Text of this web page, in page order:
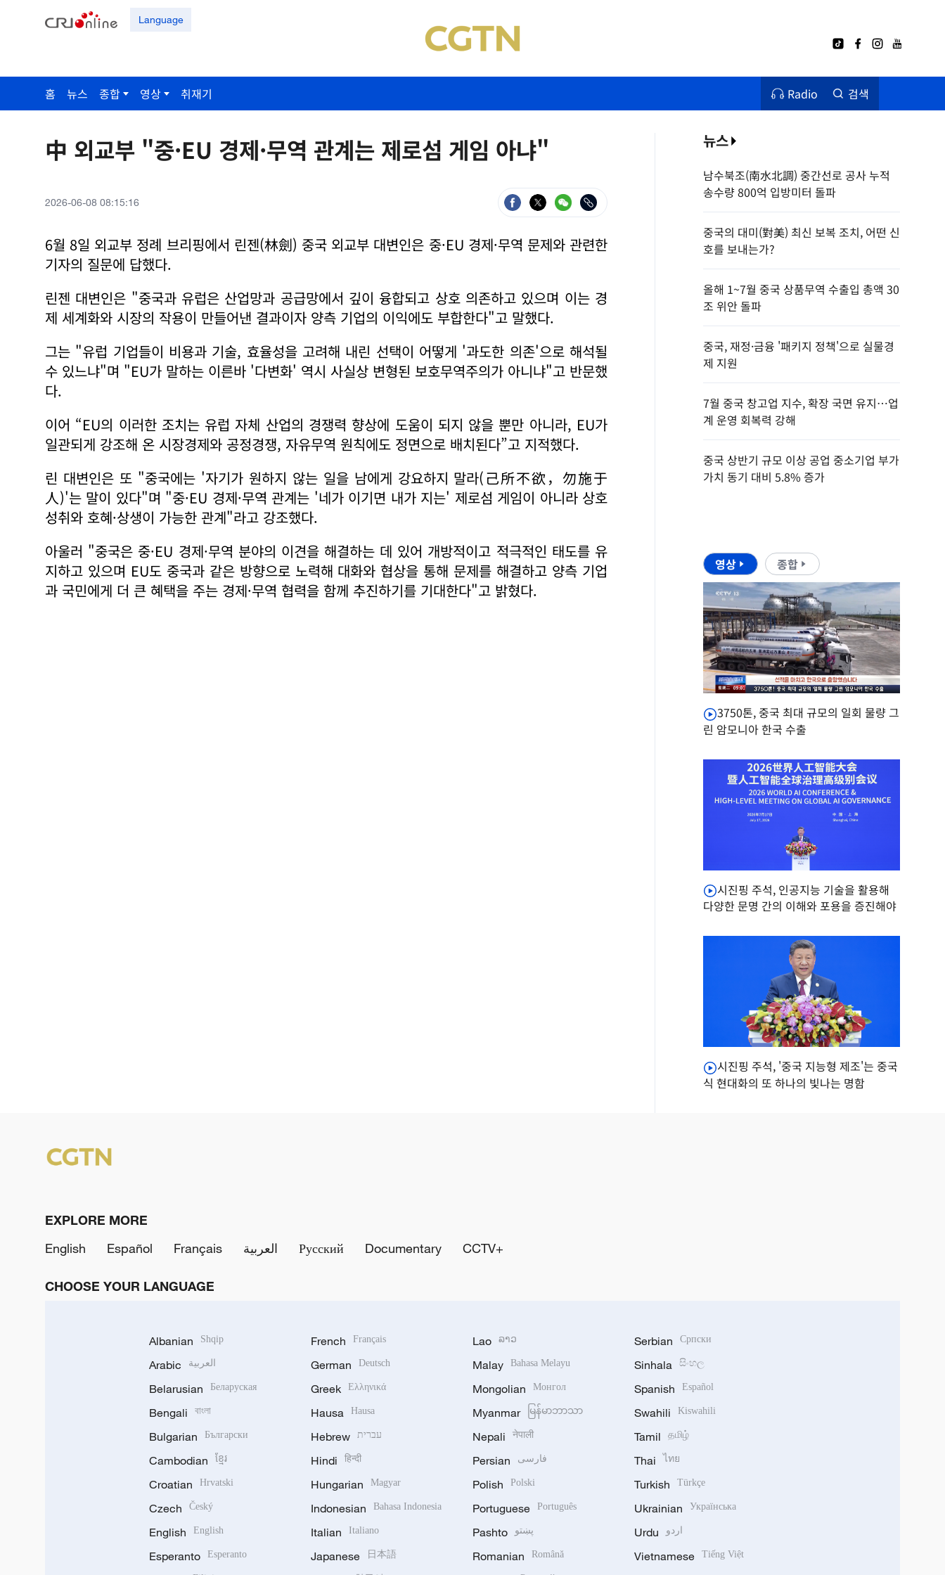
Language
홈 뉴스 종합 영상 취재기 Radio 검색
中 외교부 "중·EU 경제·무역 관계는 제로섬 게임 아냐"
2026-06-08 08:15:16
6월 8일 외교부 정례 브리핑에서 린젠(林劍) 중국 외교부 대변인은 중·EU 경제·무역 문제와 관련한
기자의 질문에 답했다.
린젠 대변인은 "중국과 유럽은 산업망과 공급망에서 깊이 융합되고 상호 의존하고 있으며 이는 경
제 세계화와 시장의 작용이 만들어낸 결과이자 양측 기업의 이익에도 부합한다"고 말했다.
그는 "유럽 기업들이 비용과 기술, 효율성을 고려해 내린 선택이 어떻게 '과도한 의존'으로 해석될
수 있느냐"며 "EU가 말하는 이른바 '다변화' 역시 사실상 변형된 보호무역주의가 아니냐"고 반문했
다.
이어 “EU의 이러한 조치는 유럽 자체 산업의 경쟁력 향상에 도움이 되지 않을 뿐만 아니라, EU가
일관되게 강조해 온 시장경제와 공정경쟁, 자유무역 원칙에도 정면으로 배치된다”고 지적했다.
린 대변인은 또 "중국에는 '자기가 원하지 않는 일을 남에게 강요하지 말라(己所不欲，勿施于
人)'는 말이 있다"며 "중·EU 경제·무역 관계는 '네가 이기면 내가 지는' 제로섬 게임이 아니라 상호
성취와 호혜·상생이 가능한 관계"라고 강조했다.
아울러 "중국은 중·EU 경제·무역 분야의 이견을 해결하는 데 있어 개방적이고 적극적인 태도를 유
지하고 있으며 EU도 중국과 같은 방향으로 노력해 대화와 협상을 통해 문제를 해결하고 양측 기업
과 국민에게 더 큰 혜택을 주는 경제·무역 협력을 함께 추진하기를 기대한다"고 밝혔다.
뉴스
남수북조(南水北調) 중간선로 공사 누적
송수량 800억 입방미터 돌파
중국의 대미(對美) 최신 보복 조치, 어떤 신
호를 보내는가?
올해 1~7월 중국 상품무역 수출입 총액 30
조 위안 돌파
중국, 재정·금융 '패키지 정책'으로 실물경
제 지원
7월 중국 창고업 지수, 확장 국면 유지…업
계 운영 회복력 강해
중국 상반기 규모 이상 공업 중소기업 부가
가치 동기 대비 5.8% 증가
영상 종합
3750톤, 중국 최대 규모의 일회 물량 그
린 암모니아 한국 수출
시진핑 주석, 인공지능 기술을 활용해
다양한 문명 간의 이해와 포용을 증진해야
시진핑 주석, '중국 지능형 제조'는 중국
식 현대화의 또 하나의 빛나는 명함
EXPLORE MORE
English
Español Français العربية Русский Documentary CCTV+
CHOOSE YOUR LANGUAGE
Albanian Shqip
Arabic العربية
Belarusian Беларуская
Bengali বাংলা
Bulgarian Български
Cambodian ខ្មែរ
Croatian Hrvatski
Czech Český
English English
Esperanto Esperanto
French Français
German Deutsch
Greek Ελληνικά
Hausa Hausa
Hebrew עברית
Hindi हिन्दी
Hungarian Magyar
Indonesian Bahasa Indonesia
Italian Italiano
Japanese 日本語
Lao ລາວ
Malay Bahasa Melayu
Mongolian Монгол
Myanmar မြန်မာဘာသာ
Nepali नेपाली
Persian فارسی
Polish Polski
Portuguese Português
Pashto پښتو
Romanian Română
Serbian Српски
Sinhala සිංහල
Spanish Español
Swahili Kiswahili
Tamil தமிழ்
Thai ไทย
Turkish Türkçe
Ukrainian Українська
Urdu اردو
Vietnamese Tiếng Việt